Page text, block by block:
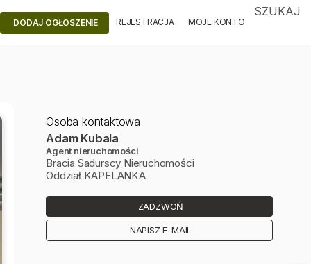
DODAJ OGŁOSZENIE REJESTRACJA MOJE KONTO
SZUKAJ
Osoba kontaktowa
Adam Kubala
Agent nieruchomości
Bracia Sadurscy Nieruchomości
Oddział KAPELANKA
ZADZWOŃ
NAPISZ E-MAIL